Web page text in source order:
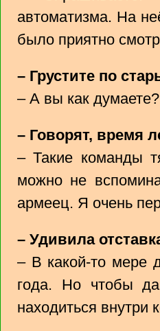
автоматизма. На
было приятно
– Грустите по
– А вы как думаете?
– Говорят, время
– Такие команды
можно не
армеец. Я очень
– Удивила
– В какой-то мере
года. Но чтобы
находиться внутри